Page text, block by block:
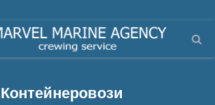
Контейнеровози